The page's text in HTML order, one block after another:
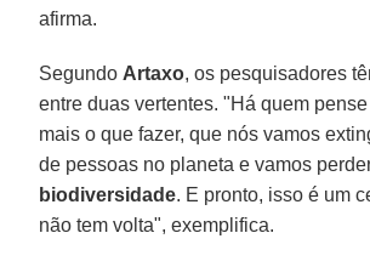
afirma.
Segundo Artaxo, os pesquisadores
entre duas vertentes. "Há quem
mais o que fazer, que nós vamos
de pessoas no planeta e vamos
biodiversidade. E pronto, isso é um
não tem volta", exemplifica.